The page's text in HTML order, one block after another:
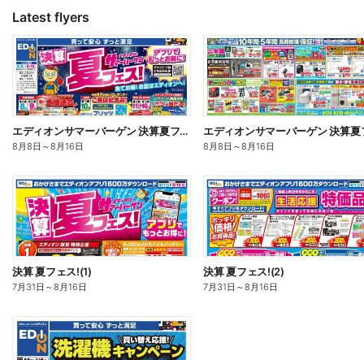
Latest flyers
エディオンサマーバーゲン 決算夏フェス!(オモテ)
8月8日 ～8月16日 8月8日 ～8月16日
決算 夏フェス!(1)
7月31日 ～8月16日
決算 夏フェス!(2)
7月31日 ～8月16日